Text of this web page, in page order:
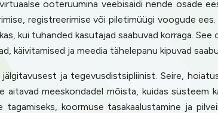
ooteruumina veebisaidi nende osade
registreerimise või piletimüügi voogude
kui tuhanded kasutajad saabuvad korraga.
käivitamised ja meedia tähelepanu kipuvad
ja tegevusdistsipliinist. Seire,
aitavad meeskondadel mõista, kuidas süsteem
koormuse tasakaalustamine ja